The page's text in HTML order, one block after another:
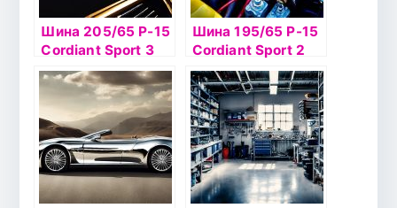
Шина 205/65 Р-15
Cordiant Sport 3
94V б/к
Шина 195/65 Р-15
Cordiant Sport 2
М-О 91Н б/к